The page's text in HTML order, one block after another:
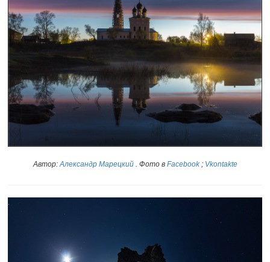
Автор:Александр Марецкий . Фото в Facebook; Vkontakte